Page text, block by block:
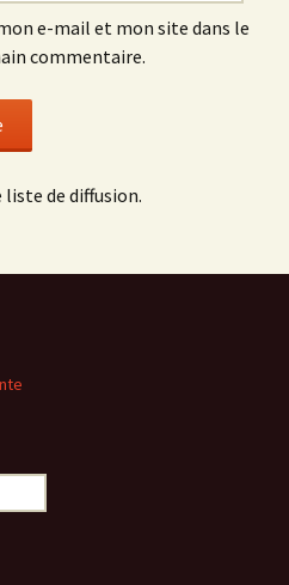
e-mail et mon site dans le
commentaire.
de diffusion.